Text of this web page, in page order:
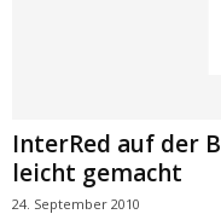
InterRed auf der
leicht gemacht
24. September 2010